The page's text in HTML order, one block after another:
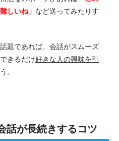
しいね」 など送ってみたりす
題であれば、会話がスムーズ
できるだけ好きな人の興味を引
。
話が長続きするコツ